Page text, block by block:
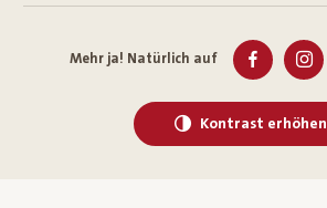
Mehr ja! Natürlich auf
Kontrast erhöhen